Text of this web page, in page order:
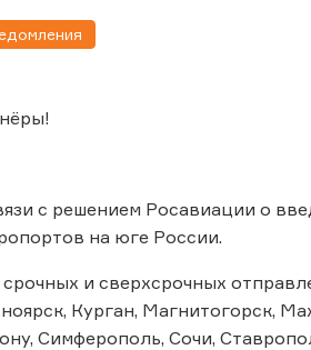
с решением Росавиации о
на юге России.
и сверхсрочных
Курган, Магнитогорск,
Симферополь, Сочи,